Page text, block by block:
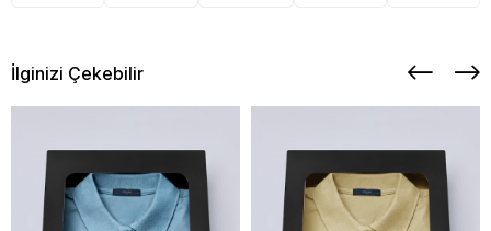
İlginizi Çekebilir